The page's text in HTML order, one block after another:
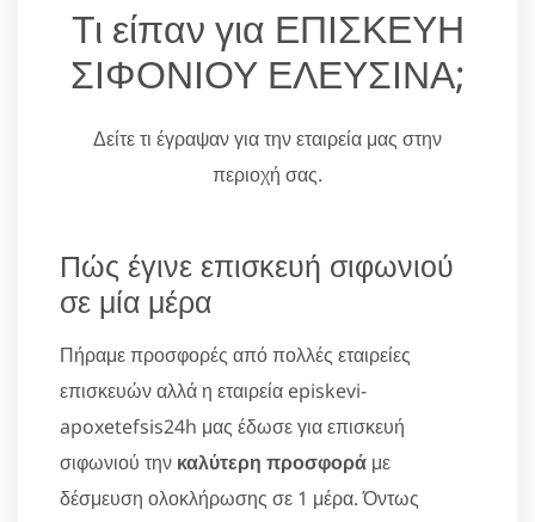
Τι είπαν για ΕΠΙΣΚΕΥΗ
ΣΙΦΟΝΙΟΥ ΕΛΕΥΣΙΝΑ;
Δείτε τι έγραψαν για την εταιρεία μας στην
περιοχή σας.
Πώς έγινε επισκευή σιφωνιού
σε μία μέρα
Πήραμε προσφορές από πολλές εταιρείες
επισκευών αλλά η εταιρεία episkevi-
apoxetefsis24h μας έδωσε για επισκευή
σιφωνιού την καλύτερη προσφορά με
δέσμευση ολοκλήρωσης σε 1 μέρα. Όντως